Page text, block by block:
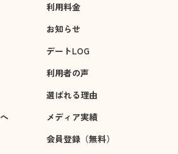
利用料金
お知らせ
デートLOG
利用者の声
選ばれる理由
メディア実績
会員登録（無料）